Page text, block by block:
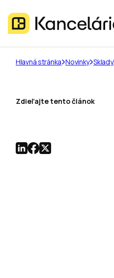
Hlavná stránka Novinky Sklady
Zdieľajte tento článok